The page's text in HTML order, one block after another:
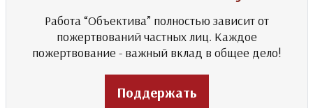
Работа “Объектива” полностью зависит от
пожертвований частных лиц. Каждое
пожертвование - важный вклад в общее дело!
Поддержать